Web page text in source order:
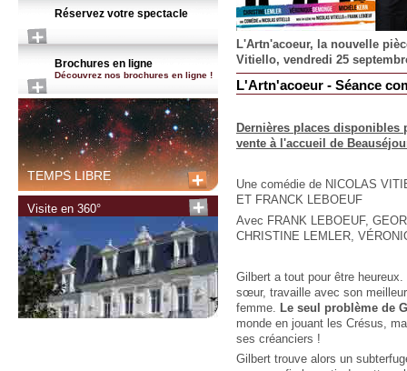
Réservez votre spectacle
Brochures en ligne
Découvrez nos brochures en ligne !
TEMPS LIBRE
Visite en 360°
L'Artn'acoeur, la nouvelle
Vitiello, vendredi 25
L'Artn'acoeur - Séance
Dernières places disponibles
vente à l'accueil de
Une comédie de NICOLAS
ET FRANCK LEBOEUF
Avec FRANK LEBOEUF,
CHRISTINE LEMLER,
Gilbert a tout pour être
sœur, travaille avec son
femme. Le seul problème de
monde en jouant les Crésus,
ses créanciers !
Gilbert trouve alors un